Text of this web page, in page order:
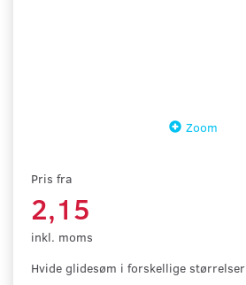
Zoom
Pris fra
2,15
inkl. moms
Hvide glidesøm i forskellige størrelser